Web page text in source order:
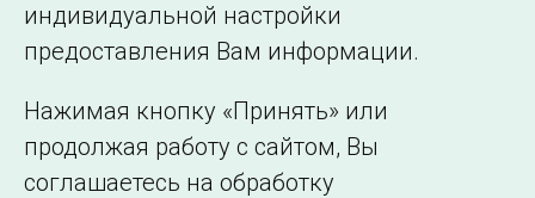
©2005–2026 АО «СО ЕЭС»
Филиалы и
представительства
образовательной
организации
индивидуальной настройки
предоставления Вам информации.
Нажимая кнопку «Принять» или
продолжая работу с сайтом, Вы
соглашаетесь на обработку